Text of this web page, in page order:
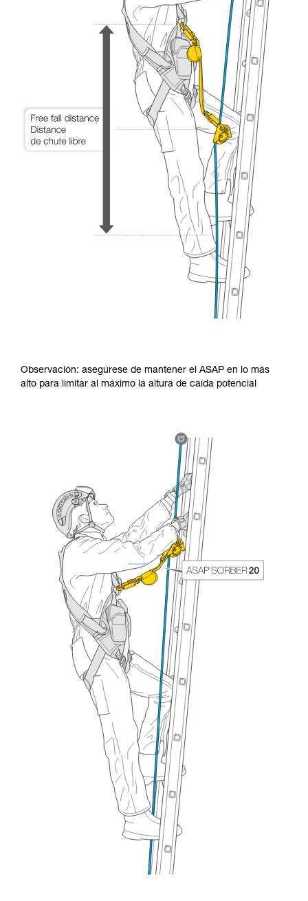
Observación: asegúrese de mantener el ASAP en lo más
alto para limitar al máximo la altura de caída potencial